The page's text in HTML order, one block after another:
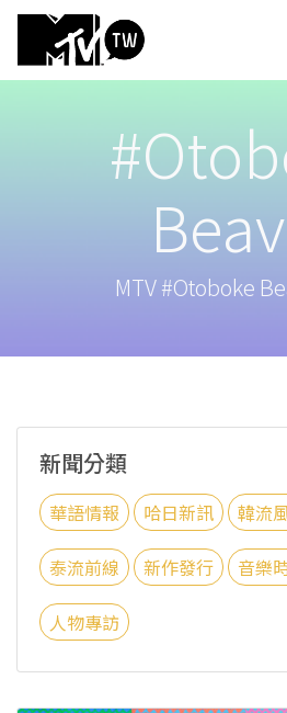
MTV #Otoboke
新聞分類
華語情報 哈日新訊 韓流
泰流前線 新作發行 音樂
人物專訪